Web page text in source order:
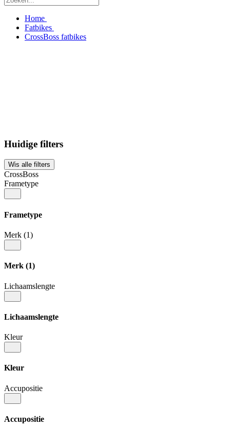
Home
Fatbikes
CrossBoss fatbikes
Huidige filters
Wis alle filters
CrossBoss
Frametype
Frametype
Merk (1)
Merk (1)
Lichaamslengte
Lichaamslengte
Kleur
Kleur
Accupositie
Accupositie